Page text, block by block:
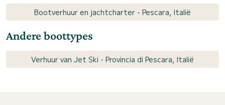
Bootverhuur en jachtcharter - Pescara, Italië
Andere boottypes
Verhuur van Jet Ski - Provincia di Pescara, Italië